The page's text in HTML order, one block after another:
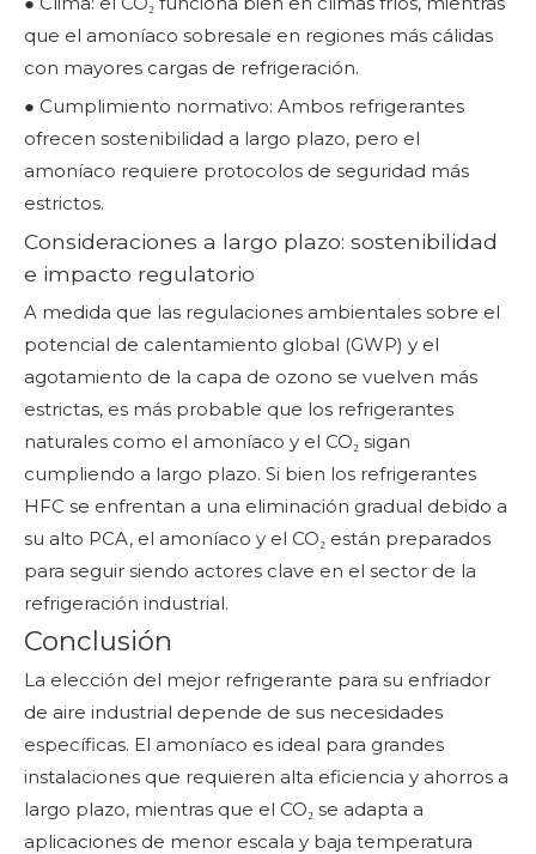
que el amoníaco sobresale en regiones más cálidas
con mayores cargas de refrigeración.
● Cumplimiento normativo: Ambos refrigerantes
ofrecen sostenibilidad a largo plazo, pero el
amoníaco requiere protocolos de seguridad más
estrictos.
Consideraciones a largo plazo: sostenibilidad
e impacto regulatorio
A medida que las regulaciones ambientales sobre el
potencial de calentamiento global (GWP) y el
agotamiento de la capa de ozono se vuelven más
estrictas, es más probable que los refrigerantes
naturales como el amoníaco y el CO₂ sigan
cumpliendo a largo plazo. Si bien los refrigerantes
HFC se enfrentan a una eliminación gradual debido a
su alto PCA, el amoníaco y el CO₂ están preparados
para seguir siendo actores clave en el sector de la
refrigeración industrial.
Conclusión
La elección del mejor refrigerante para su enfriador
de aire industrial depende de sus necesidades
específicas. El amoníaco es ideal para grandes
instalaciones que requieren alta eficiencia y ahorros a
largo plazo, mientras que el CO₂ se adapta a
aplicaciones de menor escala y baja temperatura